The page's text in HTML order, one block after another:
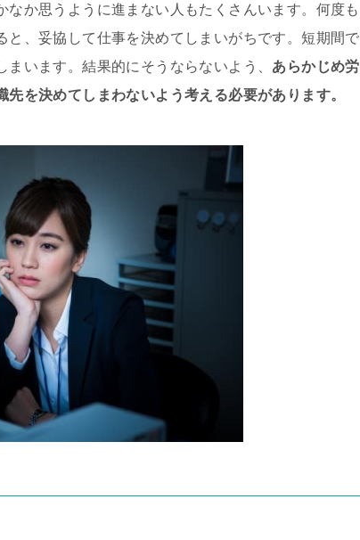
か思うように進まない人もたくさんいます。何度も
、妥協して仕事を決めてしまいがちです。短期間で
います。結果的にそうならないよう、 あらかじめ労
を決めてしまわないよう考える必要があります。